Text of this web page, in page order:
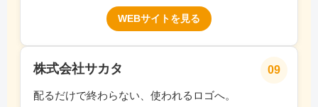
WEBサイトを見る
09
株式会社サカタ
配るだけで終わらない、使われるロゴへ。